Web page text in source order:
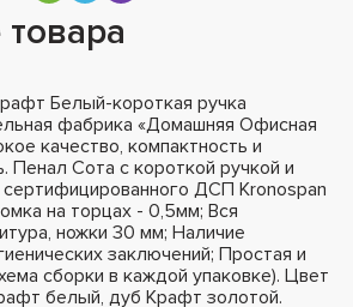
Белый-короткая ручка
фабрика «Домашняя Офисная
качество, компактность и
Пенал Сота с короткой ручкой и
сертифицированного ДСП Kronospan
на торцах - 0,5мм; Вся
ножки 30 мм; Наличие
заключений; Простая и
сборки в каждой упаковке). Цвет
белый, дуб Крафт золотой.